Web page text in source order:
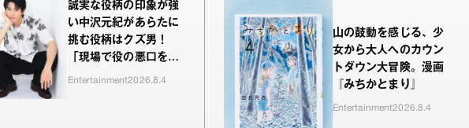
誠実な役柄の印象が強
い中沢元紀があらたに
挑む役柄はクズ男！
「現場で役の悪口を言
われるのが新鮮でした
Entertainment2026.8.4
山の鼓動を感じる、少
女から大人へのカウン
トダウン大冒険。漫画
『みちかとまり』
Entertainment2026.8.4